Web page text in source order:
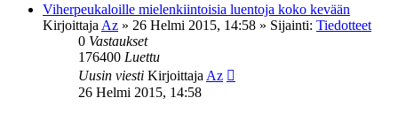
Viherpeukaloille mielenkiintoisia luentoja koko kevään
Kirjoittaja Az » 26 Helmi 2015, 14:58 » Sijainti: Tiedotteet
0 Vastaukset
176400 Luettu
Uusin viesti Kirjoittaja Az
26 Helmi 2015, 14:58